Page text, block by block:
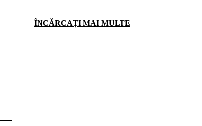
ÎNCĂRCAȚI MAI MULTE